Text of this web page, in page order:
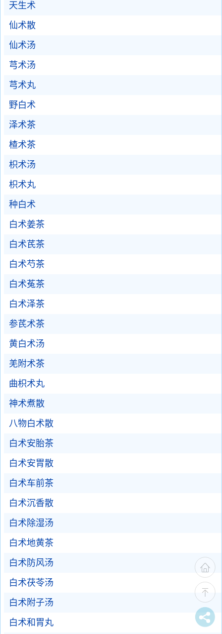
天生术
仙术散
仙术汤
芎术汤
芎术丸
野白术
泽术茶
楂术茶
枳术汤
枳术丸
种白术
白术姜茶
白术芪茶
白术芍茶
白术菟茶
白术泽茶
参芪术茶
黄白术汤
羌附术茶
曲枳术丸
神术煮散
八物白术散
白术安胎茶
白术安胃散
白术车前茶
白术沉香散
白术除湿汤
白术地黄茶
白术防风汤
白术茯苓汤
白术附子汤
白术和胃丸